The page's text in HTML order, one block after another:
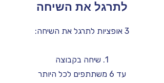
לתרגל את השיחה
3 אופציות לתרגל את השיחה:
1. שיחה ב
קבוצה
עד 6 משתתפים לכל היותר